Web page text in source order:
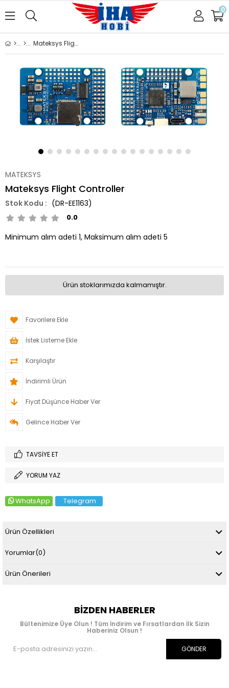
0
Mateksys Flight Controller
MATEKSYS
Mateksys Flight Controller
(DR-EE1163)
0.0
Minimum alım adeti 1, Maksimum alım adeti 5
Ürün stoklarımızda kalmamıştır.
Favorilere Ekle
İstek Listeme Ekle
Karşılaştır
İndirimli Ürün
Fiyat Düşünce Haber Ver
Gelince Haber Ver
TAVSIYE ET
YORUM YAZ
WhatsApp Telegram
Ürün Özellikleri
Yorumlar(0)
Ürün Önerileri
BIZDEN HABERLER
Bültenimize Üye Olun ! Tüm İndirim ve Fırsatlardan İlk Sizin
Haberiniz Olsun !
GÖNDER